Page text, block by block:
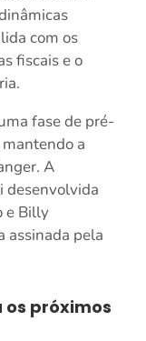
com os
fiscais e o
fase de pré-
mantendo a
A
desenvolvida
e Billy
assinada pela
próximos